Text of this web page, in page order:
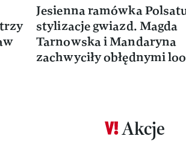
Jesienna ramówka
stylizacje gwiazd. Magda
Tarnowska i Mandaryna
zachwyciły obłędnymi
Akcje